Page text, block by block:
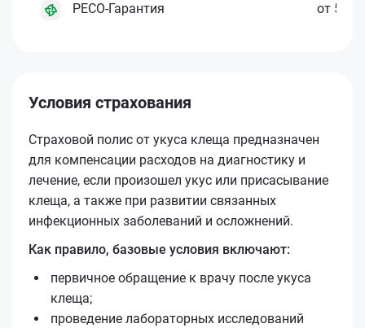
РЕСО-Гарантия от 500
Условия страхования
Страховой полис от укуса клеща предназначен
для компенсации расходов на диагностику и
лечение, если произошел укус или присасывание
клеща, а также при развитии связанных
инфекционных заболеваний и осложнений.
Как правило, базовые условия включают:
первичное обращение к врачу после укуса
клеща;
проведение лабораторных исследований